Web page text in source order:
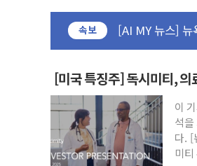
속보
[AI MY 뉴스] 뉴
뉴욕증시 프리
[종합] 美 7월
[사진] 이슬람
뉴욕증시 개장
보훈부, 미
트럼프 "금리
특정 정치인 측
[미국 특징주] 독시미티,
이
석
다. [
미